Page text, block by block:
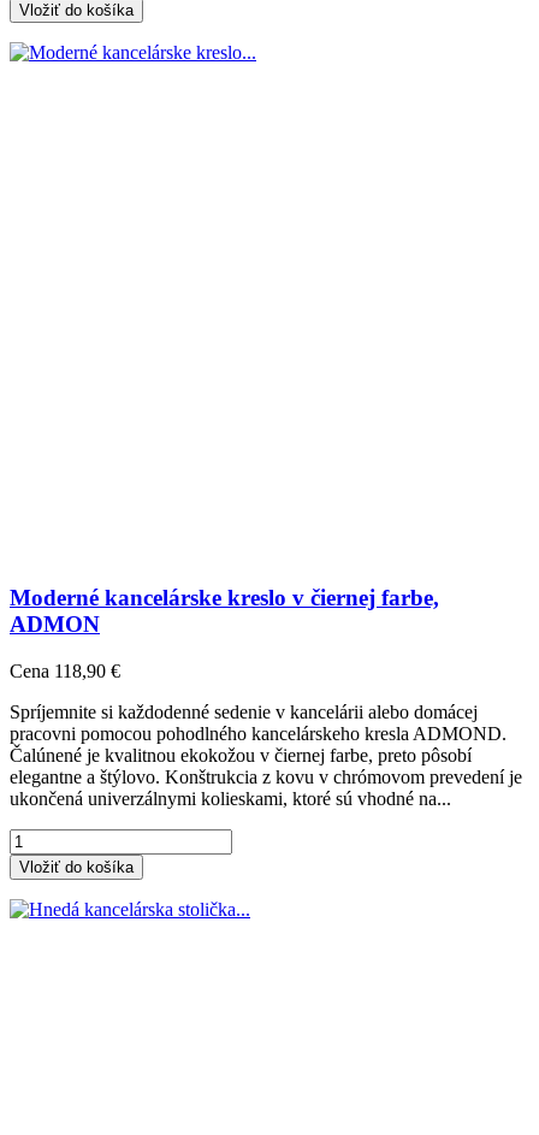
Vložiť do košíka
Moderné kancelárske kreslo v čiernej farbe,
ADMON
Cena 118,90 €
Spríjemnite si každodenné sedenie v kancelárii alebo domácej
pracovni pomocou pohodlného kancelárskeho kresla ADMOND.
Čalúnené je kvalitnou ekokožou v čiernej farbe, preto pôsobí
elegantne a štýlovo. Konštrukcia z kovu v chrómovom prevedení je
ukončená univerzálnymi kolieskami, ktoré sú vhodné na...
Vložiť do košíka